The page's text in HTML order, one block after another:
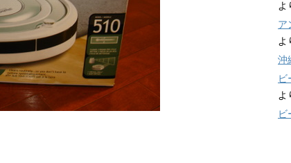
よ
ア
よ
沖
ビ
よ
ビ